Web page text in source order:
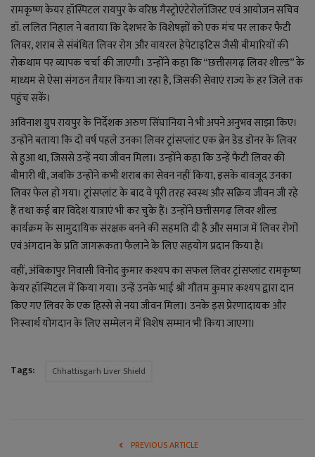
रामकृष्ण केयर हॉस्पिटल रायपुर के वरिष्ठ गैस्ट्रोएंटेरोलॉजिस्ट एवं आयोजन सचिव
डॉ. ललित निहाल ने बताया कि देशभर के विशेषज्ञों को एक मंच पर लाकर फैटी
लिवर, शराब से संबंधित लिवर रोग और वायरल हेपेटाइटिस जैसी बीमारियों की
रोकथाम पर व्यापक चर्चा की जाएगी। उन्होंने कहा कि “छत्तीसगढ़ लिवर शील्ड” के
माध्यम से ऐसा संगठन तैयार किया जा रहा है, जिसकी सेवाएं राज्य के हर जिले तक
पहुंच सकें।
अविनाश ग्रुप रायपुर के निर्देशक अरुण सिंघानिया ने भी अपने अनुभव साझा किए।
उन्होंने बताया कि दो वर्ष पहले उनका लिवर ट्रांसप्लांट एक ब्रेन डेड डोनर के लिवर
से हुआ था, जिससे उन्हें नया जीवन मिला। उन्होंने कहा कि उन्हें फैटी लिवर की
बीमारी थी, जबकि उन्होंने कभी शराब का सेवन नहीं किया, इसके बावजूद उनका
लिवर फेल हो गया। ट्रांसप्लांट के बाद वे पूरी तरह स्वस्थ और सक्रिय जीवन जी रहे
हैं तथा कई बार विदेश यात्राएं भी कर चुके हैं। उन्होंने छत्तीसगढ़ लिवर शील्ड
कार्यक्रम के सामुदायिक संरक्षक बनने की सहमति दी है और समाज में लिवर रोगों
एवं अंगदान के प्रति जागरूकता फैलाने के लिए सहयोग प्रदान किया है।
वहीं, अंबिकापुर निवासी विनोद कुमार कश्यप का सफल लिवर ट्रांसप्लांट रामकृष्ण
केयर हॉस्पिटल में किया गया। उन्हें उनके भाई श्री गौतम कुमार कश्यप द्वारा दान
किए गए लिवर के एक हिस्से से नया जीवन मिला। उनके इस प्रेरणादायक और
निःस्वार्थ योगदान के लिए सम्मेलन में विशेष सम्मान भी किया जाएगा।
Tags: Chhattisgarh Liver Shield
PREVIOUS ARTICLE